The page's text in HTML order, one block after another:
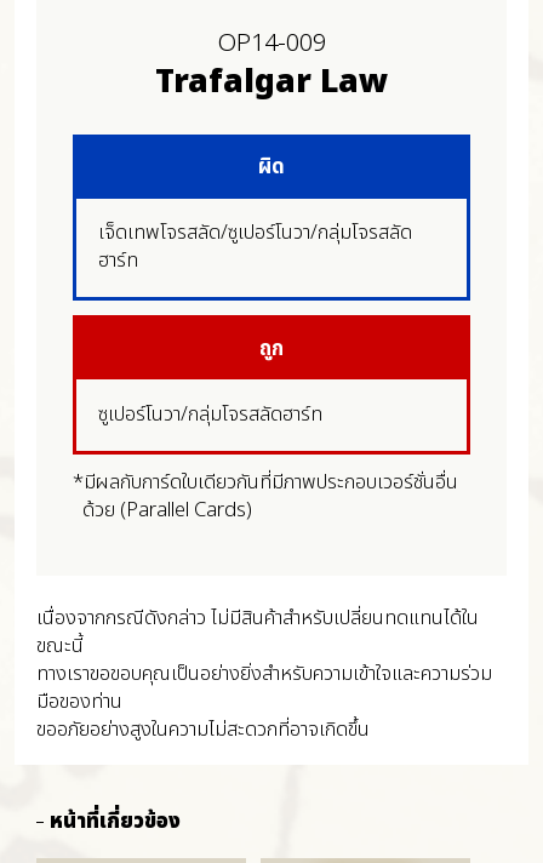
OP14-009
Trafalgar Law
ผิด
เจ็ดเทพโจรสลัด/ซูเปอร์โนวา/กลุ่มโจรสลัด
ฮาร์ท
ถูก
ซูเปอร์โนวา/กลุ่มโจรสลัดฮาร์ท
*มีผลกับการ์ดใบเดียวกันที่มีภาพประกอบเวอร์ชั่นอื่น
ด้วย (Parallel Cards)
เนื่องจากกรณีดังกล่าว ไม่มีสินค้าสำหรับเปลี่ยนทดแทนได้ใน
ขณะนี้
ทางเราขอขอบคุณเป็นอย่างยิ่งสำหรับความเข้าใจและความร่วม
มือของท่าน
ขออภัยอย่างสูงในความไม่สะดวกที่อาจเกิดขึ้น
หน้าที่เกี่ยวข้อง